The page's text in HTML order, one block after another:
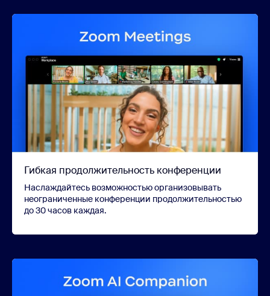
Гибкая продолжительность конференции
Наслаждайтесь возможностью организовывать
неограниченные конференции продолжительностью
до 30 часов каждая.